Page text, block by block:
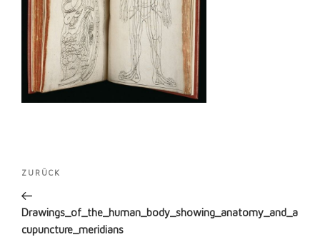
Beitragsnavigation
Vorheriger
Beitrag
ZURÜCK
Drawings_of_the_human_body_showing_anatomy_and_a
cupuncture_meridians